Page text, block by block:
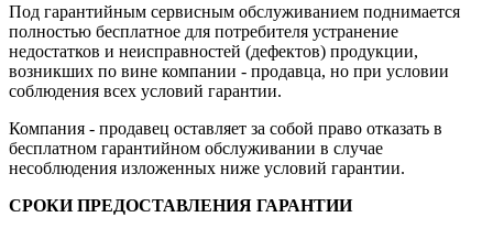
Под гарантийным сервисным обслуживанием поднимается
полностью бесплатное для потребителя устранение
недостатков и неисправностей (дефектов) продукции,
возникших по вине компании - продавца, но при условии
соблюдения всех условий гарантии.
Компания - продавец оставляет за собой право отказать в
бесплатном гарантийном обслуживании в случае
несоблюдения изложенных ниже условий гарантии.
СРОКИ ПРЕДОСТАВЛЕНИЯ ГАРАНТИИ